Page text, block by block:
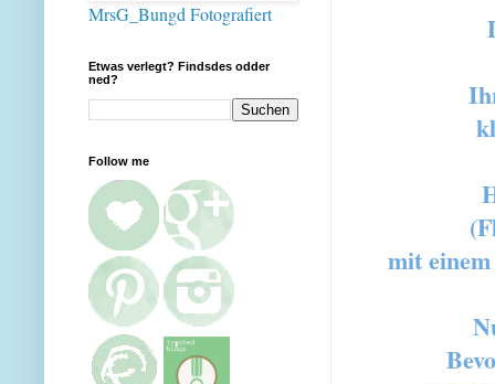
mit
MrsG_Bungd Fotografiert
Etwas verlegt? Findsdes odder
ned?
Follow me